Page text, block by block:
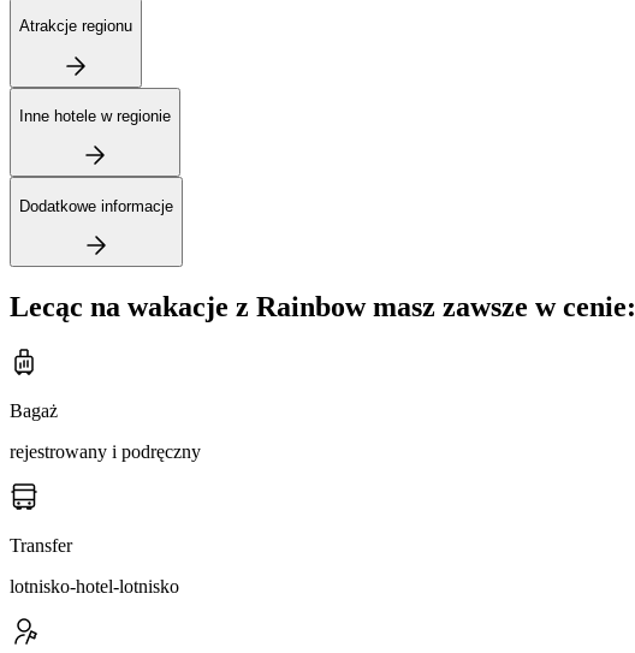
Atrakcje regionu
Inne hotele w regionie
Dodatkowe informacje
Lecąc na wakacje z Rainbow masz zawsze w cenie:
Bagaż
rejestrowany i podręczny
Transfer
lotnisko-hotel-lotnisko